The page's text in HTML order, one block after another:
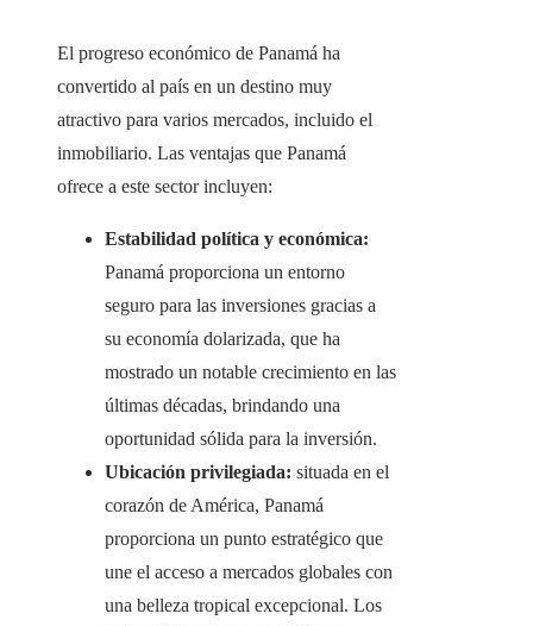
El progreso económico de Panamá ha
convertido al país en un destino muy
atractivo para varios mercados, incluido el
inmobiliario. Las ventajas que Panamá
ofrece a este sector incluyen:
Estabilidad política y económica:
Panamá proporciona un entorno
seguro para las inversiones gracias a
su economía dolarizada, que ha
mostrado un notable crecimiento en las
últimas décadas, brindando una
oportunidad sólida para la inversión.
Ubicación privilegiada: situada en el
corazón de América, Panamá
proporciona un punto estratégico que
une el acceso a mercados globales con
una belleza tropical excepcional. Los